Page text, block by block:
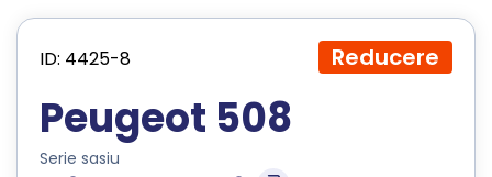
ID: 4425-8 Reducere
Peugeot 508
Serie sasiu